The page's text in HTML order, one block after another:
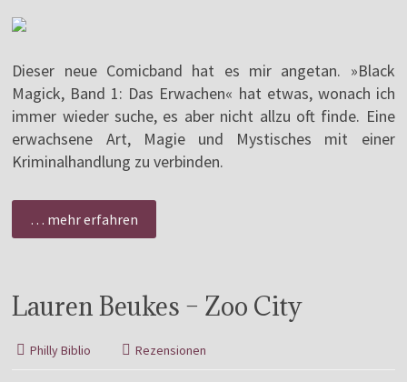
Dieser neue Comicband hat es mir angetan. »Black
Magick, Band 1: Das Erwachen« hat etwas, wonach ich
immer wieder suche, es aber nicht allzu oft finde. Eine
erwachsene Art, Magie und Mystisches mit einer
Kriminalhandlung zu verbinden.
… mehr erfahren
Lauren Beukes – Zoo City
Philly Biblio Rezensionen